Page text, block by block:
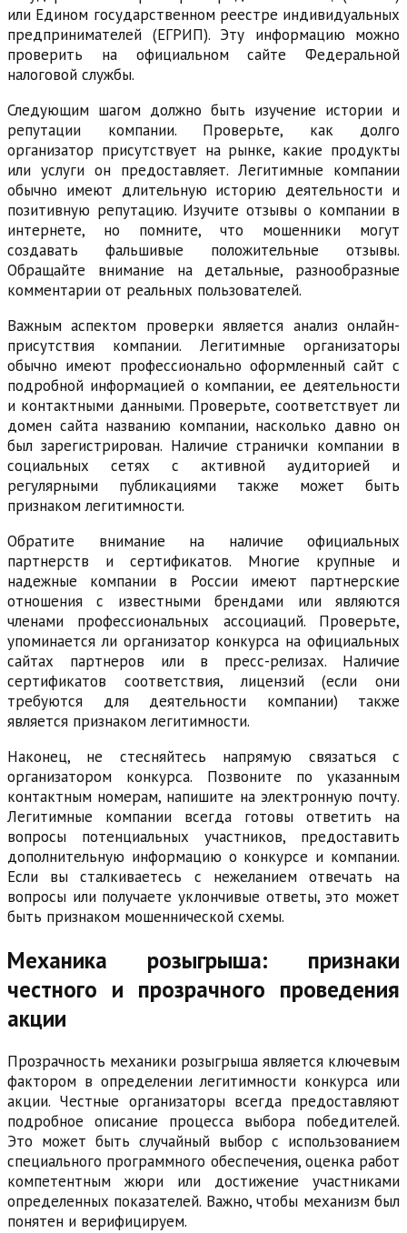
или Едином государственном реестре индивидуальных
предпринимателей (ЕГРИП). Эту информацию можно
проверить на официальном сайте Федеральной
налоговой службы.
Следующим шагом должно быть изучение истории и
репутации компании. Проверьте, как долго
организатор присутствует на рынке, какие продукты
или услуги он предоставляет. Легитимные компании
обычно имеют длительную историю деятельности и
позитивную репутацию. Изучите отзывы о компании в
интернете, но помните, что мошенники могут
создавать фальшивые положительные отзывы.
Обращайте внимание на детальные, разнообразные
комментарии от реальных пользователей.
Важным аспектом проверки является анализ онлайн-
присутствия компании. Легитимные организаторы
обычно имеют профессионально оформленный сайт с
подробной информацией о компании, ее деятельности
и контактными данными. Проверьте, соответствует ли
домен сайта названию компании, насколько давно он
был зарегистрирован. Наличие странички компании в
социальных сетях с активной аудиторией и
регулярными публикациями также может быть
признаком легитимности.
Обратите внимание на наличие официальных
партнерств и сертификатов. Многие крупные и
надежные компании в России имеют партнерские
отношения с известными брендами или являются
членами профессиональных ассоциаций. Проверьте,
упоминается ли организатор конкурса на официальных
сайтах партнеров или в пресс-релизах. Наличие
сертификатов соответствия, лицензий (если они
требуются для деятельности компании) также
является признаком легитимности.
Наконец, не стесняйтесь напрямую связаться с
организатором конкурса. Позвоните по указанным
контактным номерам, напишите на электронную почту.
Легитимные компании всегда готовы ответить на
вопросы потенциальных участников, предоставить
дополнительную информацию о конкурсе и компании.
Если вы сталкиваетесь с нежеланием отвечать на
вопросы или получаете уклончивые ответы, это может
быть признаком мошеннической схемы.
Механика розыгрыша: признаки
честного и прозрачного проведения
акции
Прозрачность механики розыгрыша является ключевым
фактором в определении легитимности конкурса или
акции. Честные организаторы всегда предоставляют
подробное описание процесса выбора победителей.
Это может быть случайный выбор с использованием
специального программного обеспечения, оценка работ
компетентным жюри или достижение участниками
определенных показателей. Важно, чтобы механизм был
понятен и верифицируем.